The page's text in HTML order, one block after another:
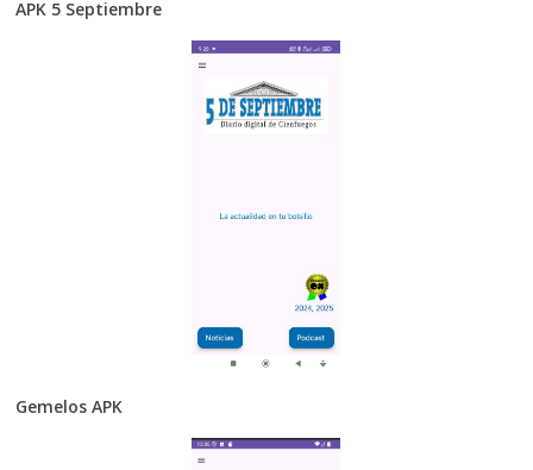
APK 5 Septiembre
Gemelos APK